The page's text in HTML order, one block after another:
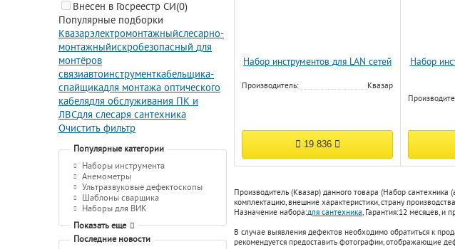
Внесен в Госреестр СИ(0)
Популярные подборки
Квазарэлектромонтажныйслесарно-
монтажныйискробезопасный для
монтёров
связиавтоинструменткабельщика-
спайщикадля монтажа оптического
кабелядля обслуживания ПК и
ЛВСдля слесаря сантехника
Очистить фильтр
Популярные категории
Наборы инструмента
Анемометры
Ультразвуковые дефектоскопы
Шаблоны сварщика
Наборы для ВИК
Показать еще
Последние новости
Набор инструментов для LAN сетей
Производитель: Квазар
19 836
Набор
Производитель (Квазар) данного товара (Набор
комплектацию, внешние характеристики, страну
Назначение набора:для сантехника, Гарантия:12 месяцев, и
В случае выявления дефектов необходимо обратиться к
рекомендуется предоставить фотографии, отображающие